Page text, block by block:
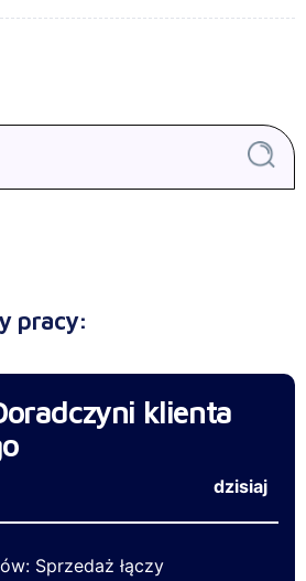
pracy:
klienta
dzisiaj
Sprzedaż łączy